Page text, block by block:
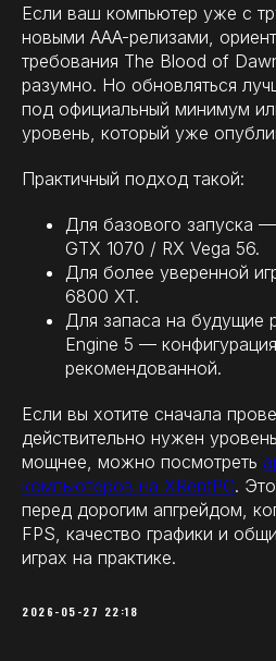
Если ваш компьютер уже с
новыми AAA-релизами,
требования The Blood of
разумно. Но обновляться
под официальный минимум
уровень, который уже
Практичный подход такой:
Для базового запуска
GTX 1070 / RX Vega 56.
Для более уверенной
6800 XT.
Для запаса на будущие
Engine 5 —
рекомендованной.
Если вы хотите сначала
действительно нужен
мощнее, можно посмотреть
компьютеров на XRentPC.
перед дорогим апгрейдом,
FPS, качество графики и
играх на практике.
2026-05-27 22:18